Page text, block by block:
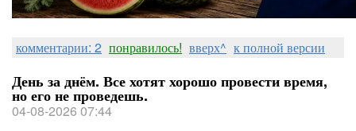
комментарии: 2 понравилось! вверх^ к полной версии
День за днём. Все хотят хорошо провести время,
но его не проведешь.
04-08-2026 07:44